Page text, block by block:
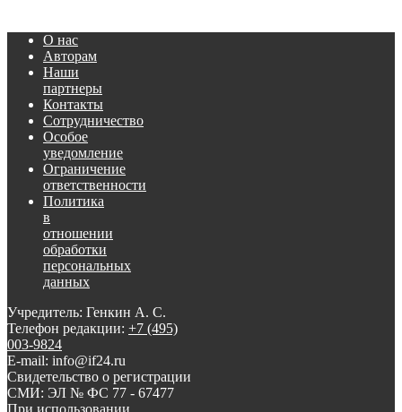
О нас
Авторам
Наши
партнеры
Контакты
Сотрудничество
Особое
уведомление
Ограничение
ответственности
Политика
в
отношении
обработки
персональных
данных
Учредитель: Генкин А. С.
Телефон редакции: +7 (495)
003-9824
E-mail: info@if24.ru
Свидетельство о регистрации
СМИ: ЭЛ № ФС 77 - 67477
При использовании